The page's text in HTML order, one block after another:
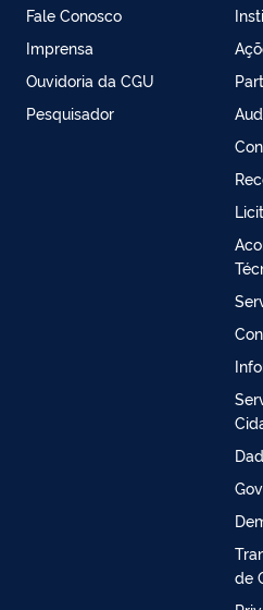
Fale Conosco
Imprensa
Ouvidoria da CGU
Pesquisador
de